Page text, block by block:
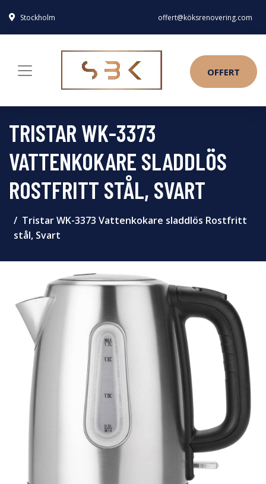
Stockholm offert@köksrenovering.com
OFFERT
TRISTAR WK-3373
VATTENKOKARE SLADDLÖS
ROSTFRITT STÅL, SVART
Tristar WK-3373 Vattenkokare sladdlös Rostfritt
stål, Svart